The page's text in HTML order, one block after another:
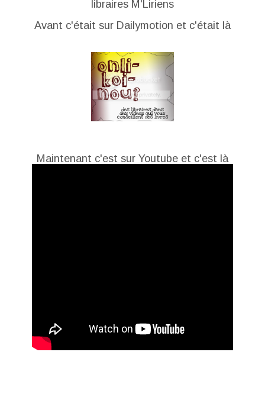
libraires M'Liriens
Avant c'était sur Dailymotion et c'était là
Maintenant c'est sur Youtube et c'est là